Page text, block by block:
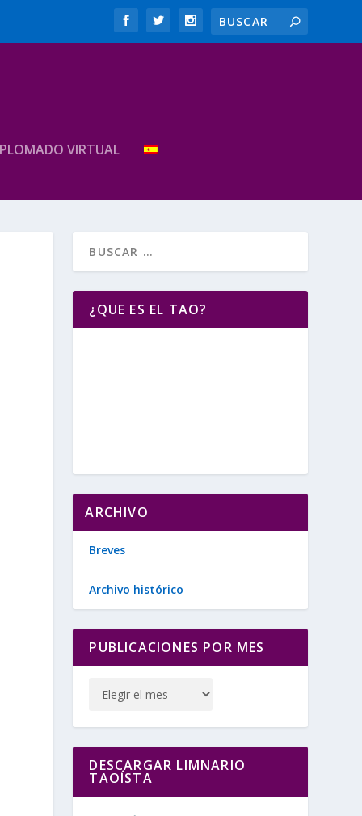
VIRTUAL
¿QUE ES EL TAO?
ARCHIVO
Breves
Archivo histórico
PUBLICACIONES POR MES
DESCARGAR LIMNARIO
TAOÍSTA